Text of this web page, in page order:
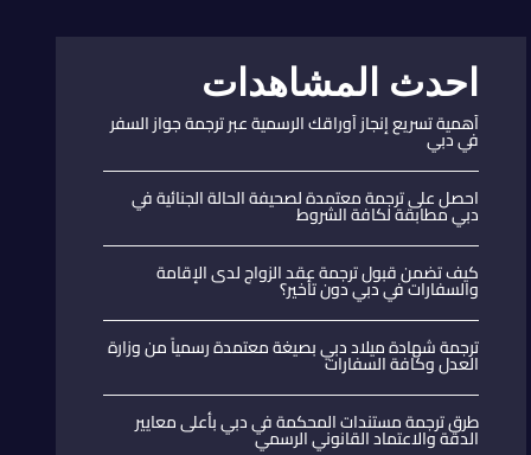
احدث المشاهدات
أهمية تسريع إنجاز أوراقك الرسمية عبر ترجمة جواز السفر
في دبي
احصل على ترجمة معتمدة لصحيفة الحالة الجنائية في
دبي مطابقة لكافة الشروط
كيف تضمن قبول ترجمة عقد الزواج لدى الإقامة
والسفارات في دبي دون تأخير؟
ترجمة شهادة ميلاد دبي بصيغة معتمدة رسمياً من وزارة
العدل وكافة السفارات
طرق ترجمة مستندات المحكمة في دبي بأعلى معايير
الدقة والاعتماد القانوني الرسمي